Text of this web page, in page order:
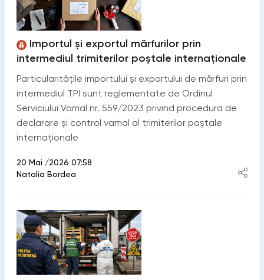
Importul și exportul mărfurilor prin
intermediul trimiterilor poștale internaționale
Particularitățile importului și exportului de mărfuri prin
intermediul TPI sunt reglementate de Ordinul
Serviciului Vamal nr. 559/2023 privind procedura de
declarare și control vamal al trimiterilor poștale
internaționale
20 Mai /2026 07:58
Natalia Bordea